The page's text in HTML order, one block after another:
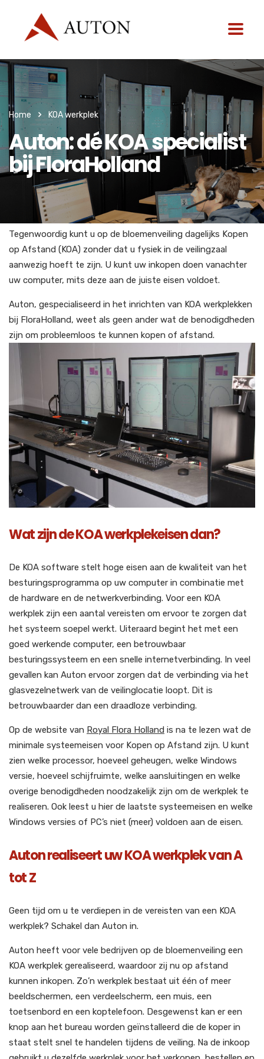
Home KOA werkplek
Auton: dé KOA specialist
bij FloraHolland
Tegenwoordig kunt u op de bloemenveiling dagelijks Kopen
op Afstand (KOA) zonder dat u fysiek in de veilingzaal
aanwezig hoeft te zijn. U kunt uw inkopen doen vanachter
uw computer, mits deze aan de juiste eisen voldoet.
Auton, gespecialiseerd in het inrichten van KOA werkplekken
bij FloraHolland, weet als geen ander wat de benodigdheden
zijn om probleemloos te kunnen kopen of afstand.
Wat zijn de KOA werkplekeisen dan?
De KOA software stelt hoge eisen aan de kwaliteit van het
besturingsprogramma op uw computer in combinatie met
de hardware en de netwerkverbinding. Voor een KOA
werkplek zijn een aantal vereisten om ervoor te zorgen dat
het systeem soepel werkt. Uiteraard begint het met een
goed werkende computer, een betrouwbaar
besturingssysteem en een snelle internetverbinding. In veel
gevallen kan Auton ervoor zorgen dat de verbinding via het
glasvezelnetwerk van de veilinglocatie loopt. Dit is
betrouwbaarder dan een draadloze verbinding.
Op de website van Royal Flora Holland is na te lezen wat de
minimale systeemeisen voor Kopen op Afstand zijn. U kunt
zien welke processor, hoeveel geheugen, welke Windows
versie, hoeveel schijfruimte, welke aansluitingen en welke
overige benodigdheden noodzakelijk zijn om de werkplek te
realiseren. Ook leest u hier de laatste systeemeisen en welke
Windows versies of PC’s niet (meer) voldoen aan de eisen.
Auton realiseert uw KOA werkplek van A
tot Z
Geen tijd om u te verdiepen in de vereisten van een KOA
werkplek? Schakel dan Auton in.
Auton heeft voor vele bedrijven op de bloemenveiling een
KOA werkplek gerealiseerd, waardoor zij nu op afstand
kunnen inkopen. Zo’n werkplek bestaat uit één of meer
beeldschermen, een verdeelscherm, een muis, een
toetsenbord en een koptelefoon. Desgewenst kan er een
knop aan het bureau worden geïnstalleerd die de koper in
staat stelt snel te handelen tijdens de veiling. Na de inkoop